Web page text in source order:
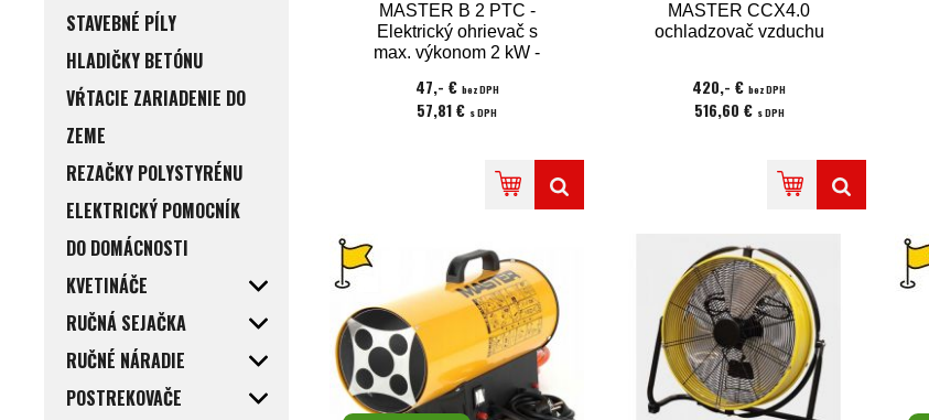
STAVEBNÉ PÍLY
HLADIČKY BETÓNU
VŔTACIE ZARIADENIE DO
ZEME
REZAČKY POLYSTYRÉNU
ELEKTRICKÝ POMOCNÍK
DO DOMÁCNOSTI
KVETINÁČE
RUČNÁ SEJAČKA
RUČNÉ NÁRADIE
POSTREKOVAČE
MASTER B 2 PTC -
Elektrický ohrievač s
max. výkonom 2 kW -
47,- € bez DPH
57,81 € s DPH
MASTER CCX4.0
ochladzovač vzduchu
420,- €bez DPH
516,60 € s DPH